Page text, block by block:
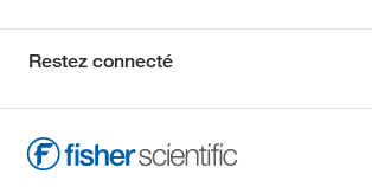
Restez connecté